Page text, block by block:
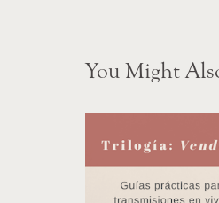
You Might